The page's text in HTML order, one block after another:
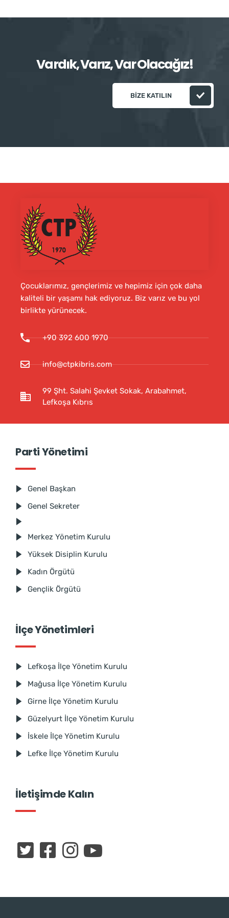
Vardık, Varız, Var Olacağız!
BIZE KATILIN
Çocuklarımız, gençlerimiz ve hepimiz için çok daha
kaliteli bir yaşamı hak ediyoruz. Biz varız ve bu yol
birlikte yürünecek.
+90 392 600 1970
info@ctpkibris.com
99 Şht. Salahi Şevket Sokak, Arabahmet,
Lefkoşa Kıbrıs
Parti Yönetimi
Genel Başkan
Genel Sekreter
Merkez Yönetim Kurulu
Yüksek Disiplin Kurulu
Kadın Örgütü
Gençlik Örgütü
İlçe Yönetimleri
Lefkoşa İlçe Yönetim Kurulu
Mağusa İlçe Yönetim Kurulu
Girne İlçe Yönetim Kurulu
Güzelyurt İlçe Yönetim Kurulu
İskele İlçe Yönetim Kurulu
Lefke İlçe Yönetim Kurulu
İletişimde Kalın